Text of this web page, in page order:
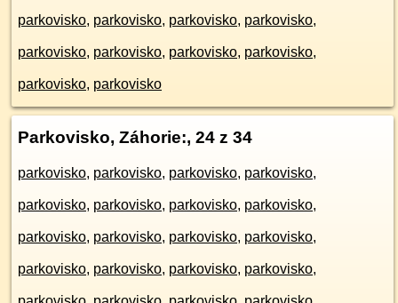
parkovisko, parkovisko, parkovisko, parkovisko,
parkovisko, parkovisko, parkovisko, parkovisko,
parkovisko, parkovisko
Parkovisko, Záhorie:, 24 z 34
parkovisko, parkovisko, parkovisko, parkovisko,
parkovisko, parkovisko, parkovisko, parkovisko,
parkovisko, parkovisko, parkovisko, parkovisko,
parkovisko, parkovisko, parkovisko, parkovisko,